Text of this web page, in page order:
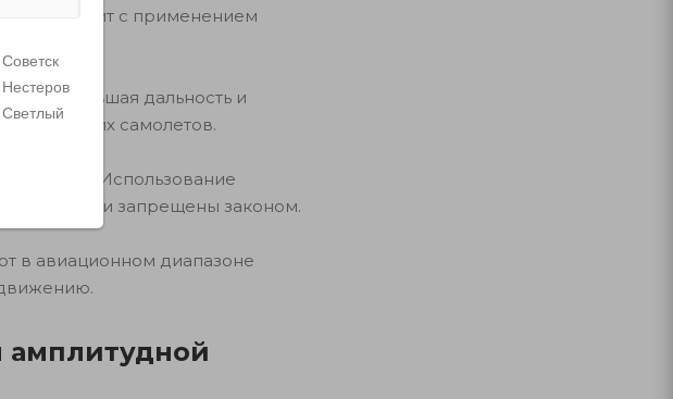
Советск
Нестеров
Светлый
с применением
большая дальность и
нескольких самолетов.
Использование
лицами запрещены законом.
в авиационном диапазоне
амплитудной